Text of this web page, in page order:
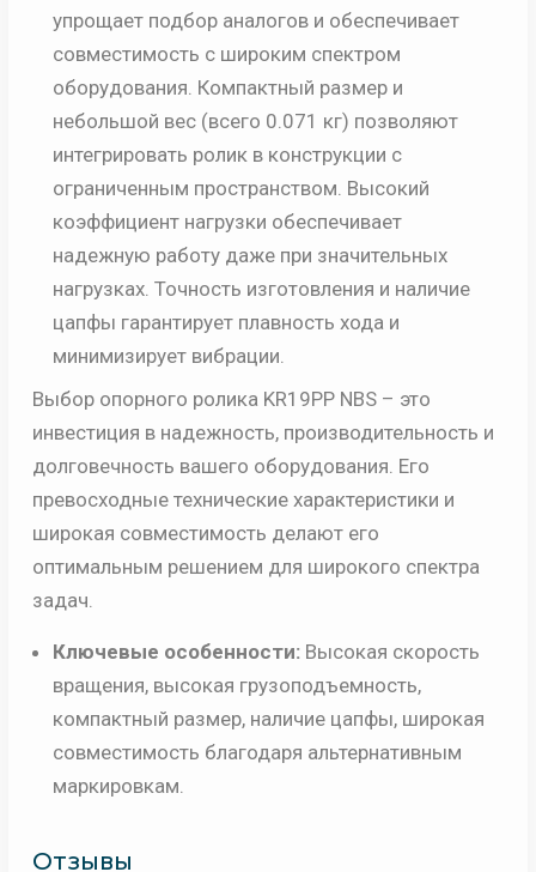
упрощает подбор аналогов и обеспечивает
совместимость с широким спектром
оборудования. Компактный размер и
небольшой вес (всего 0.071 кг) позволяют
интегрировать ролик в конструкции с
ограниченным пространством. Высокий
коэффициент нагрузки обеспечивает
надежную работу даже при значительных
нагрузках. Точность изготовления и наличие
цапфы гарантирует плавность хода и
минимизирует вибрации.
Выбор опорного ролика KR19PP NBS – это
инвестиция в надежность, производительность и
долговечность вашего оборудования. Его
превосходные технические характеристики и
широкая совместимость делают его
оптимальным решением для широкого спектра
задач.
Ключевые особенности:Высокая скорость
вращения, высокая грузоподъемность,
компактный размер, наличие цапфы, широкая
совместимость благодаря альтернативным
маркировкам.
Отзывы